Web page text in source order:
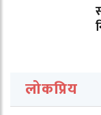
लोकप्रिय